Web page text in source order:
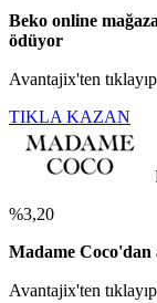
Beko online
ödüyor
Avantajix'ten
TIKLA KAZAN
%3,20
Madame
Avantajix'ten